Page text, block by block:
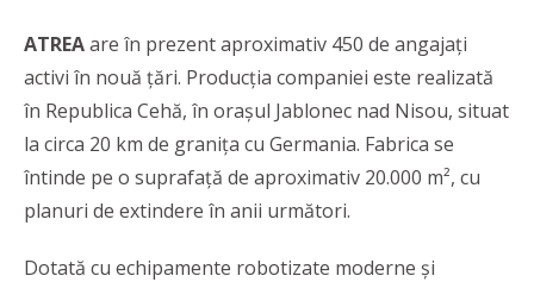
ATREAare în prezent aproximativ 450 de angajați
activi în nouă țări. Producția companiei este realizată
în Republica Cehă, în orașul Jablonec nad Nisou, situat
la circa 20 km de granița cu Germania. Fabrica se
întinde pe o suprafață de aproximativ 20.000 m², cu
planuri de extindere în anii următori.
Dotată cu echipamente robotizate moderne și